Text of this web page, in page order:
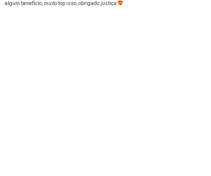
algum benefício, muito top isso, obrigado justiça